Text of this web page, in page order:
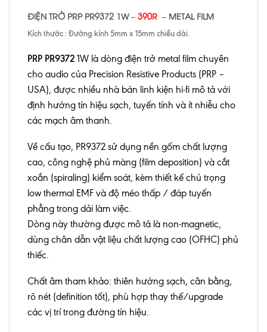
ĐIỆN TRỞ PRP PR9372 1W –390R – METAL FILM
Kích thước : Đường kính 5mm x 15mm chiều dài.
PRP PR9372 1W là dòng điện trở metal film chuyên
cho audio của Precision Resistive Products (PRP –
USA), được nhiều nhà bán linh kiện hi-fi mô tả với
định hướng tín hiệu sạch, tuyến tính và ít nhiễu cho
các mạch âm thanh.
Về cấu tạo, PR9372 sử dụng nền gốm chất lượng
cao, công nghệ phủ màng (film deposition) và cắt
xoắn (spiraling) kiểm soát, kèm thiết kế chú trọng
low thermal EMF và độ méo thấp / đáp tuyến
phẳng trong dải làm việc.
Dòng này thường được mô tả là non-magnetic,
dùng chân dẫn vật liệu chất lượng cao (OFHC) phủ
thiếc.
Chất âm tham khảo: thiên hướng sạch, cân bằng,
rõ nét (definition tốt), phù hợp thay thế/upgrade
các vị trí trong đường tín hiệu.